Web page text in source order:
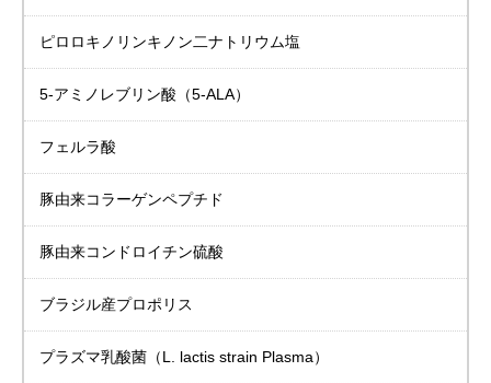
ピロロキノリンキノン二ナトリウム塩
5-アミノレブリン酸 （5-ALA）
フェルラ酸
豚由来コラーゲンペプチド
豚由来コンドロイチン硫酸
ブラジル産プロポリス
プラズマ乳酸菌 （L. lactis strain Plasma）